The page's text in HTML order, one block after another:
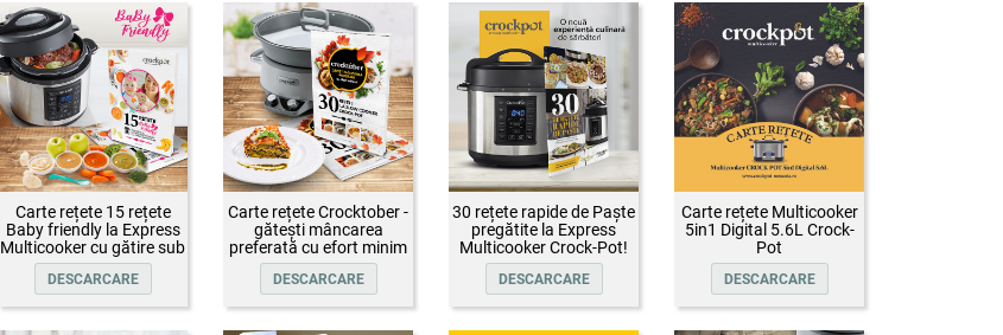
Carte rețete 15 rețete
Baby friendly la Express
Multicooker cu gătire sub
presiune Crock-Pot
DESCARCARE
Carte rețete Crocktober -
gătești mâncarea
preferată cu efort minim
DESCARCARE
30 rețete rapide de Paște
pregătite la Express
Multicooker Crock-Pot!
DESCARCARE
Carte rețete Multicooker
5in1 Digital 5.6L Crock-
Pot
DESCARCARE